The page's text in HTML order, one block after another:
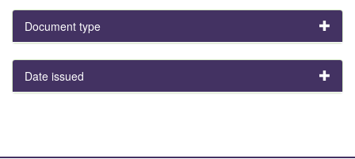
Document type
Date issued